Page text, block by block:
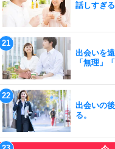
話しすぎ
出会いを
「無理」
出会いの
る。